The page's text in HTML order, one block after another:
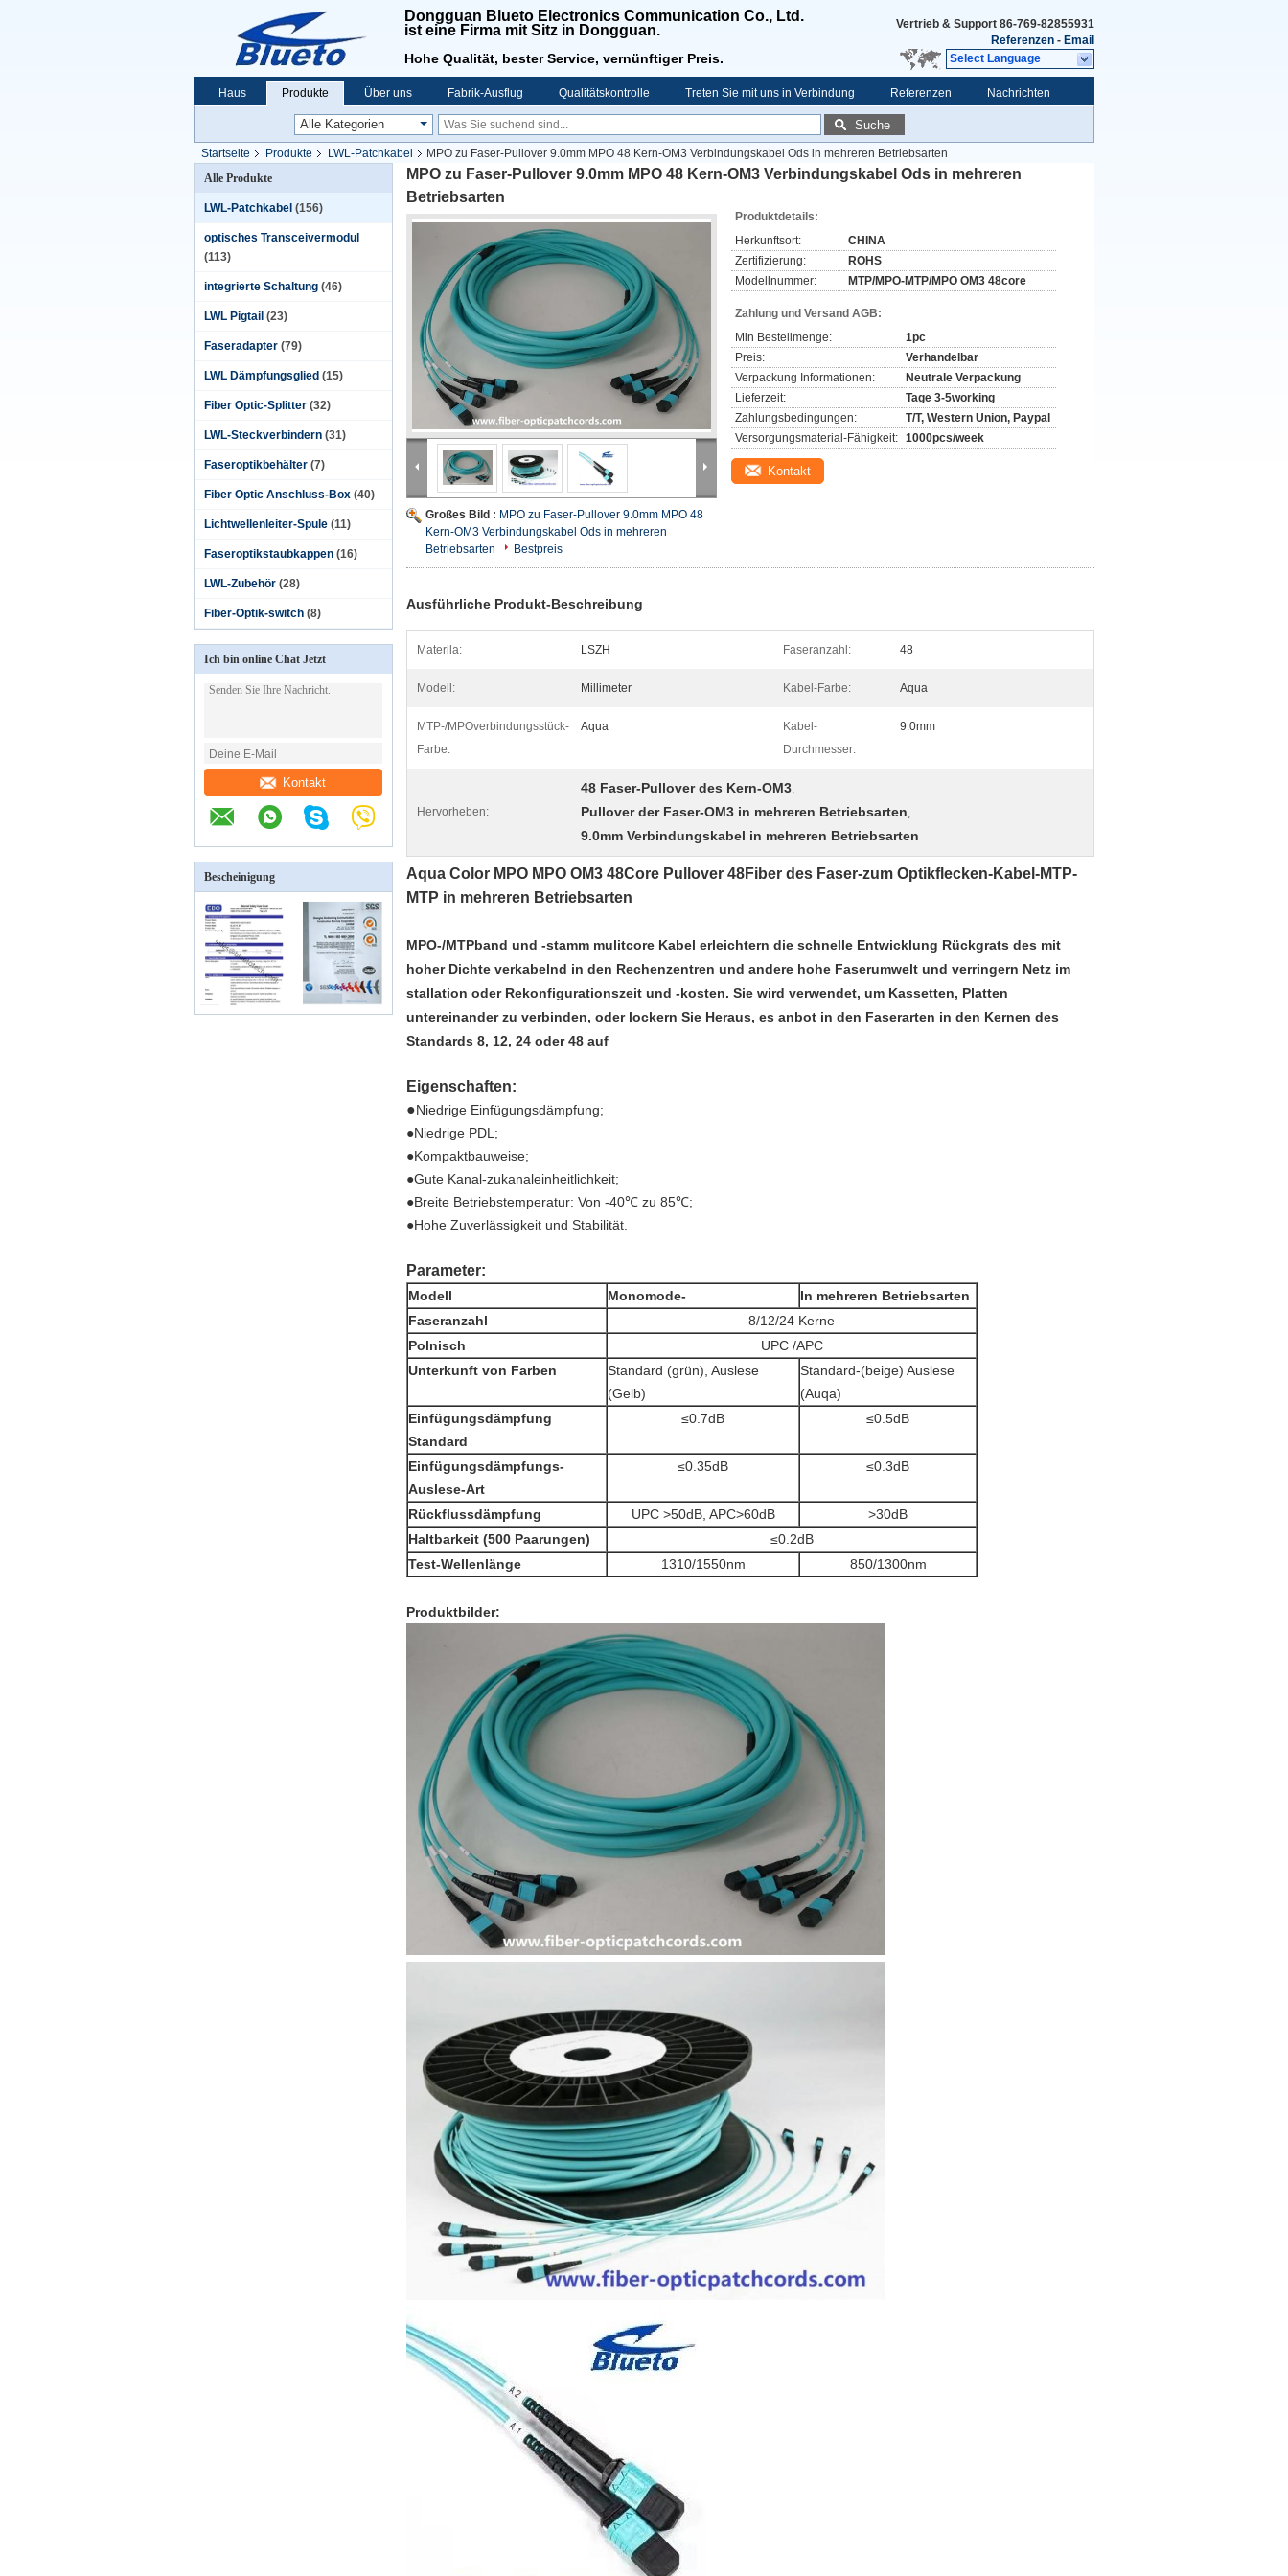
Dongguan Blueto Electronics Communication Co., Ltd.
ist eine Firma mit Sitz in Dongguan.
Hohe Qualität, bester Service, vernünftiger Preis.
Vertrieb & Support 86-769-82855931
Referenzen - Email
Select Language
Haus Produkte Über uns Fabrik-Ausflug Qualitätskontrolle Treten Sie mit uns in Verbindung Referenzen Nachrichten
Suche
Startseite Produkte LWL-Patchkabel
MPO zu Faser-Pullover 9.0mm MPO 48 Kern-OM3 Verbindungskabel Ods in mehreren Betriebsarten
Alle Produkte
LWL-Patchkabel (156)
optisches Transceivermodul
(113)
integrierte Schaltung (46)
LWL Pigtail (23)
Faseradapter (79)
LWL Dämpfungsglied (15)
Fiber Optic-Splitter (32)
LWL-Steckverbindern (31)
Faseroptikbehälter (7)
Fiber Optic Anschluss-Box (40)
Lichtwellenleiter-Spule (11)
Faseroptikstaubkappen (16)
LWL-Zubehör (28)
Fiber-Optik-switch (8)
Ich bin online Chat Jetzt
Kontakt
Bescheinigung
MPO zu Faser-Pullover 9.0mm MPO 48 Kern-OM3 Verbindungskabel Ods in mehreren
Betriebsarten
Großes Bild : MPO zu Faser-Pullover 9.0mm MPO 48
Kern-OM3 Verbindungskabel Ods in mehreren
Betriebsarten
Bestpreis
Produktdetails:
Herkunftsort:
CHINA
Zertifizierung:
ROHS
Modellnummer:
MTP/MPO-MTP/MPO OM3 48core
Zahlung und Versand AGB:
Min Bestellmenge:
1pc
Preis:
Verhandelbar
Verpackung Informationen:
Neutrale Verpackung
Lieferzeit:
Tage 3-5working
Zahlungsbedingungen:
T/T, Western Union, Paypal
Versorgungsmaterial-Fähigkeit: 1000pcs/week
Kontakt
Ausführliche Produkt-Beschreibung
Materila: LSZH Faseranzahl: 48
Modell: Millimeter Kabel-Farbe: Aqua
MTP-/MPOverbindungsstück-
Farbe:
Aqua
Kabel-
Durchmesser:
9.0mm
Hervorheben:
48 Faser-Pullover des Kern-OM3,
Pullover der Faser-OM3 in mehreren Betriebsarten,
9.0mm Verbindungskabel in mehreren Betriebsarten
Aqua Color MPO MPO OM3 48Core Pullover 48Fiber des Faser-zum Optikflecken-Kabel-MTP-
MTP in mehreren Betriebsarten
MPO-/MTPband und -stamm mulitcore Kabel erleichtern die schnelle Entwicklung Rückgrats des mit
hoher Dichte verkabelnd in den Rechenzentren und andere hohe Faserumwelt und verringern Netz im
stallation oder Rekonfigurationszeit und -kosten. Sie wird verwendet, um Kassetten, Platten
untereinander zu verbinden, oder lockern Sie Heraus, es anbot in den Faserarten in den Kernen des
Standards 8, 12, 24 oder 48 auf
Eigenschaften:
●Niedrige Einfügungsdämpfung;
●Niedrige PDL;
●Kompaktbauweise;
●Gute Kanal-zukanaleinheitlichkeit;
●Breite Betriebstemperatur: Von -40℃ zu 85℃;
●Hohe Zuverlässigkeit und Stabilität.
Parameter:
Modell Monomode-
In mehreren Betriebsarten
Faseranzahl
8/12/24 Kerne
Polnisch
UPC /APC
Unterkunft von Farben
Standard (grün), Auslese
(Gelb)
Standard-(beige) Auslese
(Auqa)
Einfügungsdämpfung
Standard
≤0.7dB ≤0.5dB
Einfügungsdämpfungs-
Auslese-Art
≤0.35dB ≤0.3dB
Rückflussdämpfung UPC >50dB, APC>60dB
>30dB
Haltbarkeit (500 Paarungen)
≤0.2dB
Test-Wellenlänge
1310/1550nm 850/1300nm
Produktbilder: